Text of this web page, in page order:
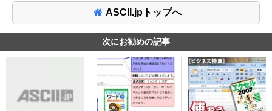
ASCII.jpトップへ
次にお勧めの記事